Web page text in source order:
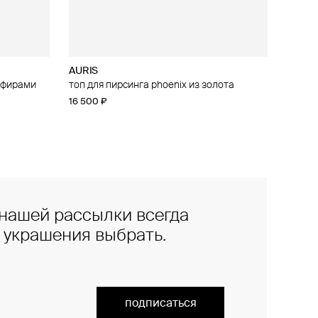
AURIS
топ для пирсинга phoenix из золота
16 500 ₽
золота
рассылки всегда
украшения выбрать.
подписаться